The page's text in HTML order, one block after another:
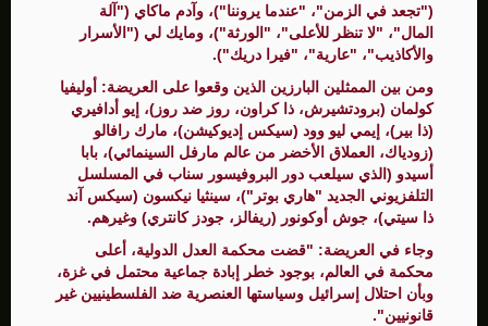
("تجعد في الزمن"، "عندما يروننا")، وآدم ماكاي ("آلة
المال"، "لا تنظر للأعلى"، "الورثة")، ومايك لي ("الأسرار
والأكاذيب"، "عارية"، "فيرا دريك").
ومن بين الممثلين البارزين الذين وقعوا على العريضة: أوليفيا
كولمان (برودتشيرش، ذا كراون، روز ضد روز)، إيو أدافيري
(ذا بير)، إيمي ليو وود (سيكس إديوكيشن)، مارك رافالو
(زودياك، العملاق الأخضر من عالم مارفل السينمائي)، بابا
أسيدو (الذي سيلعب دور البروفيسور سناب في المسلسل
التلفزيوني الجديد "هاري بوتر")، سينثيا نيكسون (سيكس آند
ذا سيتي)، جوش أوكونور (ريفالز، جودز كانتري) وغيرهم.
وجاء في العريضة: "قضت محكمة العدل الدولية، أعلى
محكمة في العالم، بوجود خطر إبادة جماعية محتمل في غزة،
وبأن احتلال إسرائيل وسياستها العنصرية ضد الفلسطينيين غير
قانونيين".